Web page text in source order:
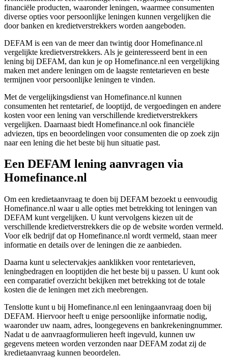
financiële producten, waaronder leningen, waarmee consumenten
diverse opties voor persoonlijke leningen kunnen vergelijken die
door banken en kredietverstrekkers worden aangeboden.
DEFAM is een van de meer dan twintig door Homefinance.nl
vergelijkte kredietverstrekkers. Als je geinteresseerd bent in een
lening bij DEFAM, dan kun je op Homefinance.nl een vergelijking
maken met andere leningen om de laagste rentetarieven en beste
termijnen voor persoonlijke leningen te vinden.
Met de vergelijkingsdienst van Homefinance.nl kunnen
consumenten het rentetarief, de looptijd, de vergoedingen en andere
kosten voor een lening van verschillende kredietverstrekkers
vergelijken. Daarnaast biedt Homefinance.nl ook financiële
adviezen, tips en beoordelingen voor consumenten die op zoek zijn
naar een lening die het beste bij hun situatie past.
Een DEFAM lening aanvragen via
Homefinance.nl
Om een kredietaanvraag te doen bij DEFAM bezoekt u eenvoudig
Homefinance.nl waar u alle opties met betrekking tot leningen van
DEFAM kunt vergelijken. U kunt vervolgens kiezen uit de
verschillende kredietverstrekkers die op de website worden vermeld.
Voor elk bedrijf dat op Homefinance.nl wordt vermeld, staan meer
informatie en details over de leningen die ze aanbieden.
Daarna kunt u selectervakjes aanklikken voor rentetarieven,
leningbedragen en looptijden die het beste bij u passen. U kunt ook
een comparatief overzicht bekijken met betrekking tot de totale
kosten die de leningen met zich meebrengen.
Tenslotte kunt u bij Homefinance.nl een leningaanvraag doen bij
DEFAM. Hiervoor heeft u enige persoonlijke informatie nodig,
waaronder uw naam, adres, loongegevens en bankrekeningnummer.
Nadat u de aanvraagformulieren heeft ingevuld, kunnen uw
gegevens meteen worden verzonden naar DEFAM zodat zij de
kredietaanvraag kunnen beoordelen.